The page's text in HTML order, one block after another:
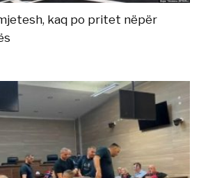
kaq po pritet nëpër